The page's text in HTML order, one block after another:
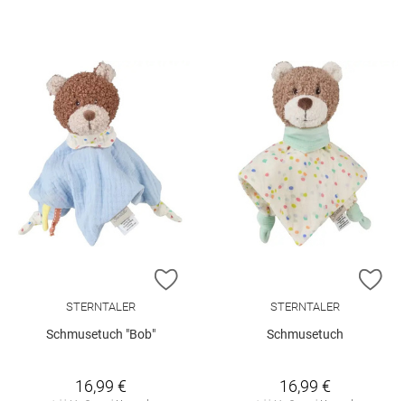
ZUR WUNSCHLISTE HINZUFÜGEN
STERNTALER
Schmusetuch "Bob"
16,99 €
STERNTALER
Schmusetuch
16,99 €